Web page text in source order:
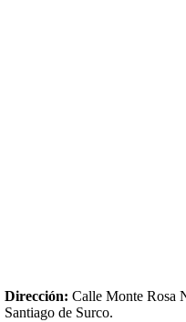
Dirección: Calle Monte Rosa
Santiago de Surco.